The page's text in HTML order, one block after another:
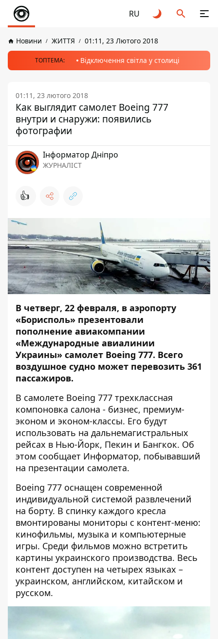
RU
Новини ЖИТТЯ 01:11, 23 Лютого 2018
ТОПТЕМА: Відключення світла у столиці
01:11, 23 лютого 2018
Как выглядит самолет Boeing 777
внутри и снаружи: появились
фотографии
Інформатор Дніпро
ЖУРНАЛІСТ
👍
В четверг, 22 февраля, в аэропорту
«Борисполь» презентовали
пополнение авиакомпании
«Международные авиалинии
Украины» самолет Boeing 777. Всего
воздушное судно может перевозить 361
пассажиров.
В самолете Boeing 777 трехклассная
компоновка салона - бизнес, премиум-
эконом и эконом-классы. Его будут
использовать на дальнемагистральных
рейсах в Нью-Йорк, Пекин и Бангкок. Об
этом сообщает Информатор, побывавший
на презентации самолета.
Boeing 777 оснащен современной
индивидуальной системой развлечений
на борту. В спинку каждого кресла
вмонтированы мониторы с контент-меню:
кинофильмы, музыка и компьютерные
игры. Среди фильмов можно встретить
картины украинского производства. Весь
контент доступен на четырех языках –
украинском, английском, китайском и
русском.